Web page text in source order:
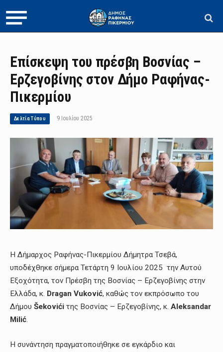
Επίσκεψη του πρέσβη Βοσνίας –
Ερζεγοβίνης στον Δήμο Ραφήνας-
Πικερμίου
Δελτία Τύπου 9 Ιουλίου 2025
Η Δήμαρχος Ραφήνας-Πικερμίου Δήμητρα Τσεβά,
υποδέχθηκε σήμερα Τετάρτη 9 Ιουλίου 2025 την Αυτού
Εξοχότητα, τον Πρέσβη της Βοσνίας – Ερζεγοβίνης στην
Ελλάδα, κ. Dragan Vuković, καθώς τον εκπρόσωπο του
Δήμου Šekovići της Βοσνίας – Ερζεγοβίνης, κ. Aleksandar
Milić.
Η συνάντηση πραγματοποιήθηκε σε εγκάρδιο και